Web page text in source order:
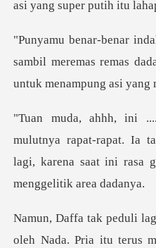
sambil meremas remas
pat-rapat. Ia
lagi, karena saat in
itu terus